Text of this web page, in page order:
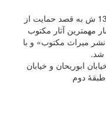
مؤسسه پژوهشی میراث مكتوب در سال 1372 ش به قصد حمایت از
مهمترین آثار مكتوب
نشر میراث مكتوب» و با
شد.
ابوریحان و خیابان